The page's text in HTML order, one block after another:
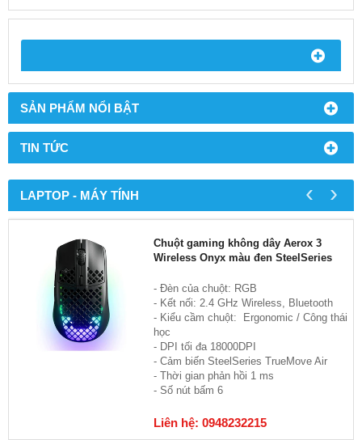
SẢN PHẨM NỔI BẬT
TIN TỨC
LAPTOP - MÁY TÍNH
Chuột gaming không dây Aerox 3
Wireless Onyx màu đen SteelSeries
- Đèn của chuột: RGB
- Kết nối: 2.4 GHz Wireless, Bluetooth
- Kiểu cầm chuột: Ergonomic / Công thái
học
- DPI tối đa 18000DPI
- Cảm biến SteelSeries TrueMove Air
- Thời gian phản hồi 1 ms
- Số nút bấm 6
Liên hệ: 0948232215
‹ ›